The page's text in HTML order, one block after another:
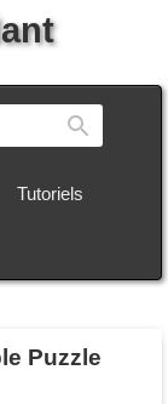
Tutoriels
Puzzle